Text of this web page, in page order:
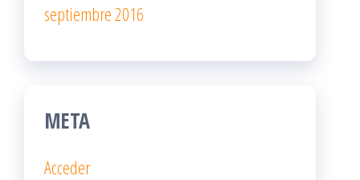
septiembre 2016
META
Acceder